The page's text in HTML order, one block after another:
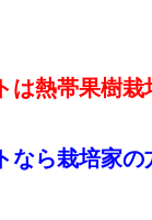
は熱帯果樹
なら栽培家の